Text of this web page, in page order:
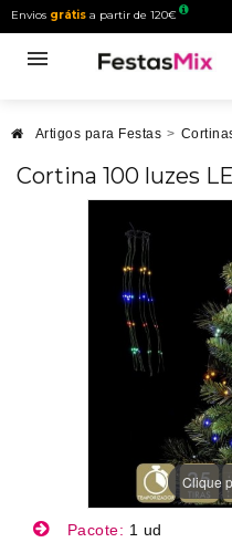
Envios grátis a partir de 120€
Artigos para Festas >
Cortina 100 luzes
Clique
Pacote: 1 ud